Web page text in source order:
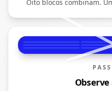
Oito blocos combinam.